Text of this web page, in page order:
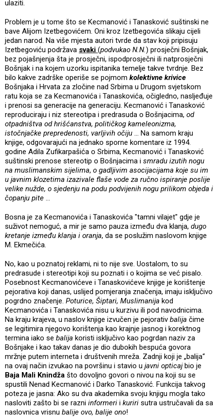
ulaziti.
Problem je u tome što se Kecmanović i Tanasković suštinski ne
bave Alijom Izetbegovićem. Oni kroz Izetbegovića slikaju cijeli
jedan narod. Na više mjesta autori tvrde da stav koji pripisuju
Izetbegoviću podržava svaki (podvukao N.N.) prosječni Bošnjak,
bez pojašnjenja šta je prosječni, ispodprosječni ili natprosječni
Bošnjak i na kojem uzorku ispitanika temelje takve tvrdnje. Bez
bilo kakve zadrške operiše se pojmom kolektivne krivice
Bošnjaka i Hrvata za zločine nad Srbima u Drugom svjetskom
ratu koja se za Kecmanovića i Tanaskovića, očigledno, nasljeđuje
i prenosi sa generacije na generaciju. Kecmanović i Tanasković
reproduciraju i niz stereotipa i predrasuda o Bošnjacima, od
otpadništva od hrišćanstva, političkog kameleonizma,
istočnjačke prepredenosti, varljivih očiju ... Na samom kraju
knjige, odgovarajući na jednako sporne komentare iz 1994.
godine Adila Zufikarpašića o Srbima, Kecmanović i Tanasković
suštinski prenose stereotip o Bošnjacima i smradu izutih nogu
na muslimanskim sijelima, o gadljivim asocijacijama koje su im
u javnim klozetima izazivale flaše vode za ručno ispiranje poslije
velike nužde, o sjedenju na podu podvijenih nogu prilikom objeda i
čopanju pite ...
Bosna je za Kecmanovića i Tanaskovića "tamni vilajet" gdje je
suživot nemoguć, a mir je samo pauza između dva klanja, dugo
kretanje između klanja i oranja, da se poslužim naslovom knjige
M. Ekmečića.
No, kao u poznatoj reklami, ni to nije sve. Uostalom, to su
predrasude i stereotipi koji su poznati i o kojima se već pisalo.
Posebnost Kecmanovićeve i Tanaskovićeve knjige je korištenje
pejorativa koji danas, uslijed pomjeranja značenja, imaju isključivo
pogrdno značenje. Poturice, Šiptari, Muslimanija kod
Kecmanovića i Tanaskovića nisu u kurzivu ili pod navodnicima.
Na kraju krajeva, u naslov knjige izvučen je pejorativ balija čime
se legitimira njegovo korištenja kao krajnje jasnog i korektnog
termina iako se balija koristi isključivo kao pogrdan naziv za
Bošnjake i kao takav danas je dio dubokih bespuća govora
mržnje putem interneta i društvenih mreža. Zadnji koji je „balija“
na ovaj način izvukao na površinu i stavio u javni opticajbio je
Baja Mali Knindža što dovoljno govori o nivou na koji su se
spustili Nenad Kecmanović i Darko Tanasković. Funkcija takvog
poteza je jasna: Ako su dva akademika svoju knjigu mogla tako
nasloviti zašto bi se razni informeri i kuriri sutra ustručavali da sa
naslovnica vrisnu balije ovo, balije ono!